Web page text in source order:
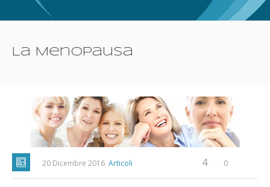
La Menopausa
20 Dicembre 2016 Articoli 0
4